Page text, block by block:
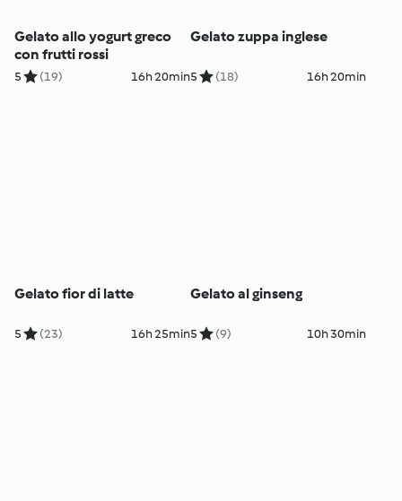
Gelato allo yogurt greco
con frutti rossi
5 (19) 16h 20min
Gelato zuppa inglese
5 (18) 16h 20min
Gelato fior di latte
5 (23) 16h 25min
Gelato al ginseng
5 (9) 10h 30min